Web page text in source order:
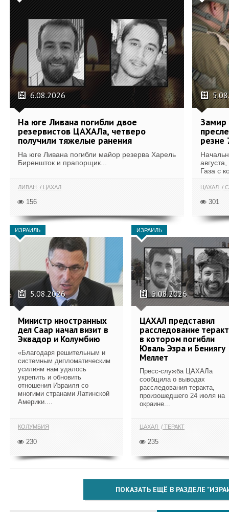
6.08.2026
На юге Ливана погибли двое
резервистов ЦАХАЛа, четверо
получили тяжелые ранения
На юге Ливана погибли майор резерва Харель
Биреншток и прапорщик...
ЛИВАН ЦАХАЛ
156
Замир
резне
Газа с
ЦАХАЛ
301
ИЗРАИЛЬ
5.08.2026
Министр иностранных
дел Саар начал визит в
Эквадор и Колумбию
«Благодаря решительным и
системным дипломатическим
усилиям нам удалось
укрепить и обновить
отношения Израиля со
многими странами Латинской
Америки....
КОЛУМБИЯ
230
ИЗРАИЛЬ
5.08.2026
ЦАХАЛ представил
расследование
в котором погибли
Юваль Эзра и Бениягу
Меллет
Пресс-служба ЦАХАЛа
сообщила о выводах
расследования теракта,
произошедшего 24 июля на
окраине...
ЦАХАЛ ТЕРАКТ
235
ПОКАЗАТЬ ЕЩЁ В РАЗДЕЛЕ